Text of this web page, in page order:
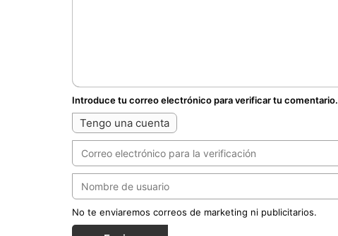
Introduce tu correo electrónico para verificar tu comentario.
Tengo una cuenta
No te enviaremos correos de marketing ni publicitarios.